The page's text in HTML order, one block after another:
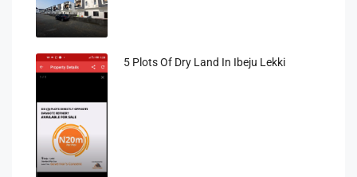
5 Plots Of Dry Land In Ibeju Lekki